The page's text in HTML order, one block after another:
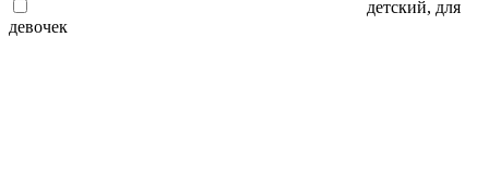
детский, для
девочек